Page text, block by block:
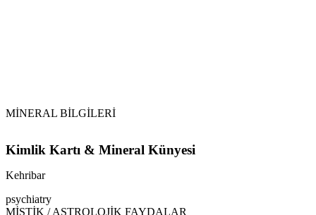
MİNERAL BİLGİLERİ
Kimlik Kartı & Mineral Künyesi
Kehribar
psychiatry
MİSTİK / ASTROLOJİK FAYDALAR